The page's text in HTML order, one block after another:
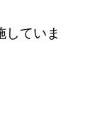
していま